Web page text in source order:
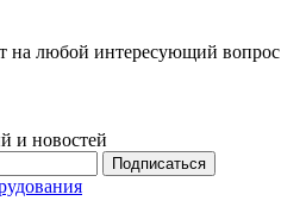
на любой интересующий вопрос
и новостей
Подписаться